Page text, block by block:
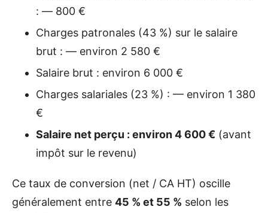
: — 800 €
Charges patronales (43 %) sur le salaire
brut : — environ 2 580 €
Salaire brut : environ 6 000 €
Charges salariales (23 %) : — environ 1 380
€
Salaire net perçu : environ 4 600 € (avant
impôt sur le revenu)
Ce taux de conversion (net / CA HT) oscille
généralement entre 45 % et 55 % selon les